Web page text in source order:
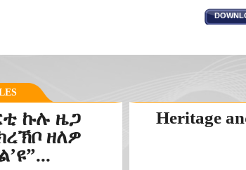
ኩሉ ዜጋ
ዘለዎ
Heritage